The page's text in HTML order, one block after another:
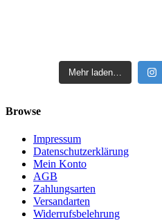
Mehr laden…
Browse
Impressum
Datenschutzerklärung
Mein Konto
AGB
Zahlungsarten
Versandarten
Widerrufsbelehrung